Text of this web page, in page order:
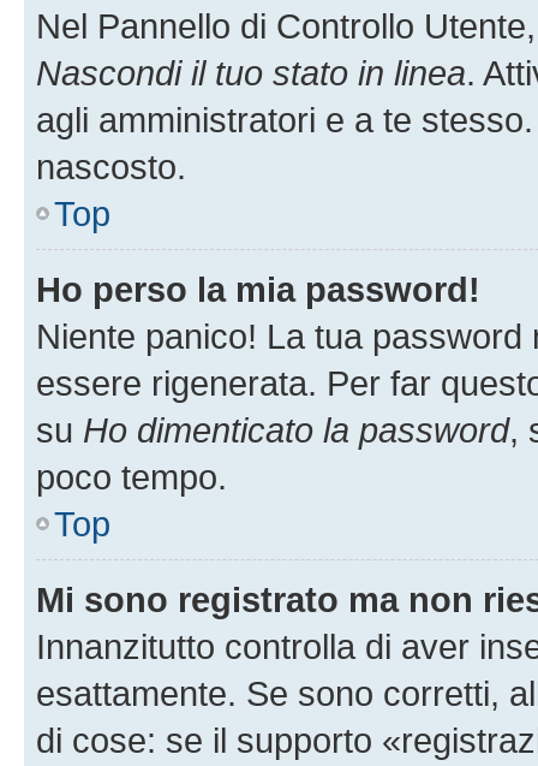
Nel Pannello di Controllo
Nascondi il tuo stato in linea.
agli amministratori e a te
nascosto.
Top
Ho perso la mia password!
Niente panico! La tua
essere rigenerata. Per far
su Ho dimenticato la password,
poco tempo.
Top
Mi sono registrato ma non
Innanzitutto controlla di aver
esattamente. Se sono corretti,
di cose: se il supporto